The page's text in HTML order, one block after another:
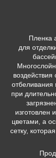
Пленка
для
при
изготовлен
цветами, а
сетку,